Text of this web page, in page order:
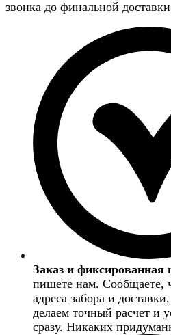
звонка до финальной
Заказ и фиксированная
пишете нам. Сообщаете,
адреса забора и
делаем точный расчет и
сразу. Никаких